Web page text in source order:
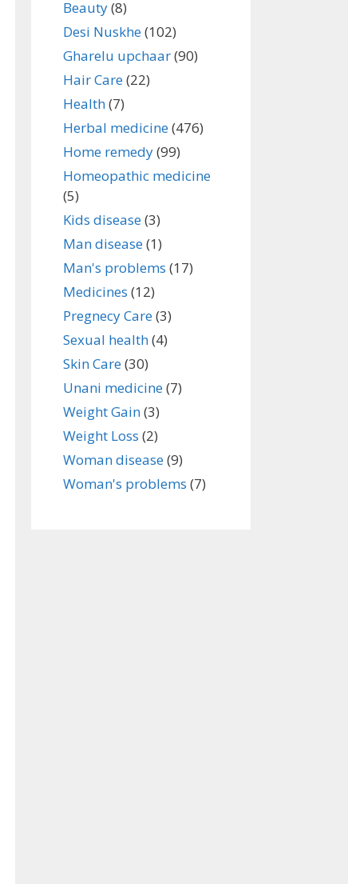
Beauty(8)
Desi Nuskhe(102)
Gharelu upchaar(90)
Hair Care(22)
Health(7)
Herbal medicine(476)
Home remedy(99)
Homeopathic medicine
(5)
Kids disease(3)
Man disease(1)
Man's problems (17)
Medicines (12)
Pregnecy Care(3)
Sexual health(4)
Skin Care(30)
Unani medicine(7)
Weight Gain(3)
Weight Loss (2)
Woman disease(9)
Woman's problems (7)